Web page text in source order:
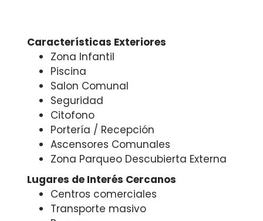
Características Exteriores
Zona Infantil
Piscina
Salon Comunal
Seguridad
Citofono
Portería / Recepción
Ascensores Comunales
Zona Parqueo Descubierta Externa
Lugares de Interés Cercanos
Centros comerciales
Transporte masivo